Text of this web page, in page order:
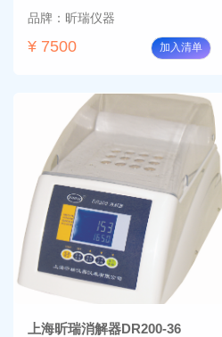
品牌：昕瑞仪器
¥ 7500 加入清单
上海昕瑞消解器DR200-36